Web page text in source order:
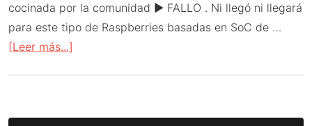
cocinada por la comunidad ► FALLO . Ni llegó ni llegará
para este tipo de Raspberries basadas en SoC de …
[Leer más...]